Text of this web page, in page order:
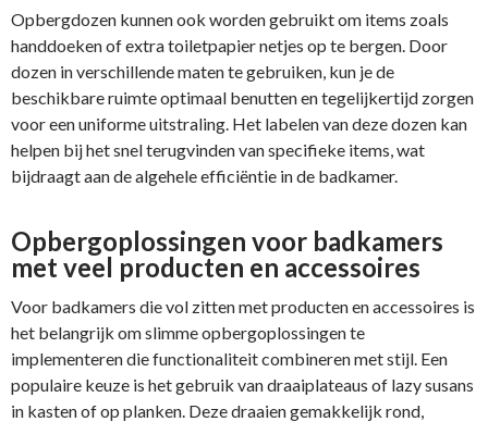
Opbergdozen kunnen ook worden gebruikt om items zoals
handdoeken of extra toiletpapier netjes op te bergen. Door
dozen in verschillende maten te gebruiken, kun je de
beschikbare ruimte optimaal benutten en tegelijkertijd zorgen
voor een uniforme uitstraling. Het labelen van deze dozen kan
helpen bij het snel terugvinden van specifieke items, wat
bijdraagt aan de algehele efficiëntie in de badkamer.
Opbergoplossingen voor badkamers
met veel producten en accessoires
Voor badkamers die vol zitten met producten en accessoires is
het belangrijk om slimme opbergoplossingen te
implementeren die functionaliteit combineren met stijl. Een
populaire keuze is het gebruik van draaiplateaus of lazy susans
in kasten of op planken. Deze draaien gemakkelijk rond,